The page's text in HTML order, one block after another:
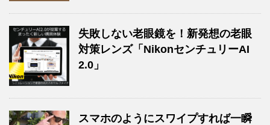
失敗しない老眼鏡を！新発想の老眼
対策レンズ「NikonセンチュリーAI
2.0」
スマホのようにスワイプすれば一瞬